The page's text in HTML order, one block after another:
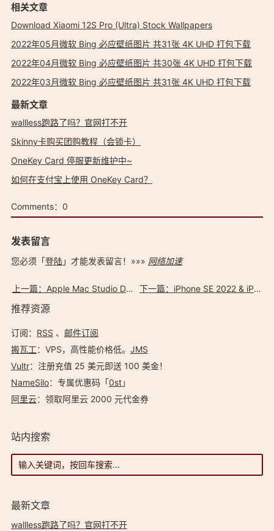
相关文章
Download Xiaomi 12S Pro (Ultra) Stock Wallpapers
2022年05月微软 Bing 必应壁纸图片 共31张 4K UHD 打包下载
2022年04月微软 Bing 必应壁纸图片 共30张 4K UHD 打包下载
2022年03月微软 Bing 必应壁纸图片 共31张 4K UHD 打包下载
最新文章
wallless跑路了吗？官网打不开
Skinny卡购买团购教程（会锁卡）
OneKey Card 停服更新维护中~
如何在支付宝上使用 OneKey Card？
Comments： 0
发表留言
您必须「登陆」才能发表留言！»»» 网络加速
上一篇：Apple Mac Studio Display 5K 高清壁纸下载 下一篇：iPhone SE 2022 & iPad Air 2022 高清壁纸下载
推荐资源
订阅： RSS 、 邮件订阅
搬瓦工：VPS，高性能价格低。️ JMS
Vultr：注册充值 25 美元即送 100 美金！
NameSilo：专属优惠码「0st」
阿里云：领取阿里云 2000 元代金券
站内搜索
最新文章
wallless跑路了吗？官网打不开